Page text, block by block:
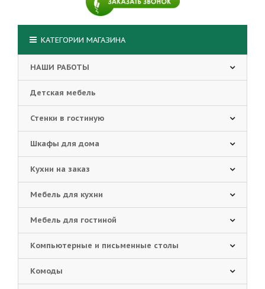
КАТЕГОРИИ МАГАЗИНА
НАШИ РАБОТЫ
Детская мебель
Стенки в гостиную
Шкафы для дома
Кухни на заказ
Мебель для кухни
Мебель для гостиной
Компьютерные и письменные столы
Комоды